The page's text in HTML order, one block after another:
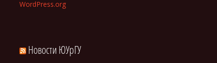
WordPress.org
Новости ЮУрГУ